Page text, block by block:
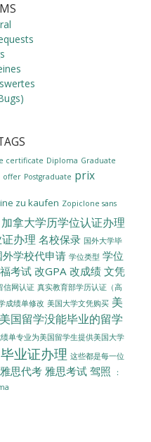
certificate Diploma Graduate
offer Postgraduate prix
zu kaufen Zopiclone sans
加拿大学历学位认证办理
办理 名校保录 国外大学毕
外学校代申请 学位类型 学位
考试 改GPA 改成绩 文凭
信网认证 真实教育部学历认证（高
成绩单修改 美国大学文凭购买 美
国留学没能毕业的留学
单专业为美国留学生提供美国大学
业证办理 这些都是每一位
雅思代考 雅思考试 驾照
：